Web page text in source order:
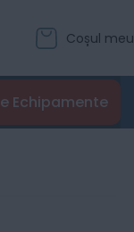
Coșul meu
Echipamente